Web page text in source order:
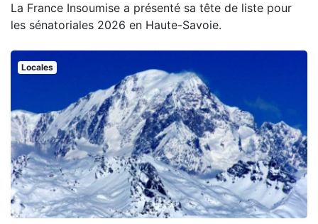
La France Insoumise a présenté sa tête de liste pour
les sénatoriales 2026 en Haute-Savoie.
Locales